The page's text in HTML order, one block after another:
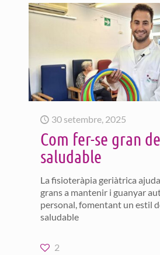
30 setembre, 2025
Com fer-se gran
saludable
La fisioteràpia geriàtrica
grans a mantenir i guanyar
personal, fomentant un estil
saludable
2